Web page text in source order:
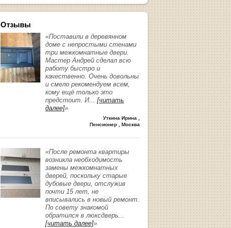
Отзывы
«Поставили в деревянном
доме с непростыми стенами
три межкомнатные двери.
Мастер Андрей сделал всю
работу быстро и
качественно. Очень довольны
и смело рекомендуем всем,
кому ещё только это
предстоит. И... [читать
далее]»
Уткина Ирина ,
Пенсионер , Москва
«После ремонта квартиры
возникла необходимость
замены межкомнатных
дверей, поскольку старые
дубовые двери, отслужив
почти 15 лет, не
вписывались в новый ремонт.
По совету знакомой
обратился в люксдверь...
[читать далее]»